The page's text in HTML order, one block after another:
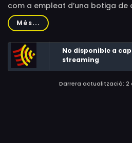
com a empleat d’una botiga de
arribar a final de mes i ser un
Més...
No disponible a
streaming
Darrera actualització: 2